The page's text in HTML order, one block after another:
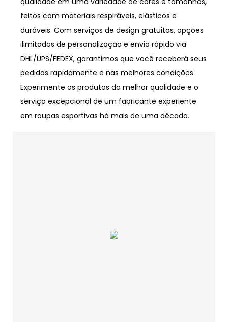
feitos com materiais respiráveis, elásticos e
duráveis. Com serviços de design gratuitos, opções
ilimitadas de personalização e envio rápido via
DHL/UPS/FEDEX, garantimos que você receberá seus
pedidos rapidamente e nas melhores condições.
Experimente os produtos da melhor qualidade e o
serviço excepcional de um fabricante experiente
em roupas esportivas há mais de uma década.